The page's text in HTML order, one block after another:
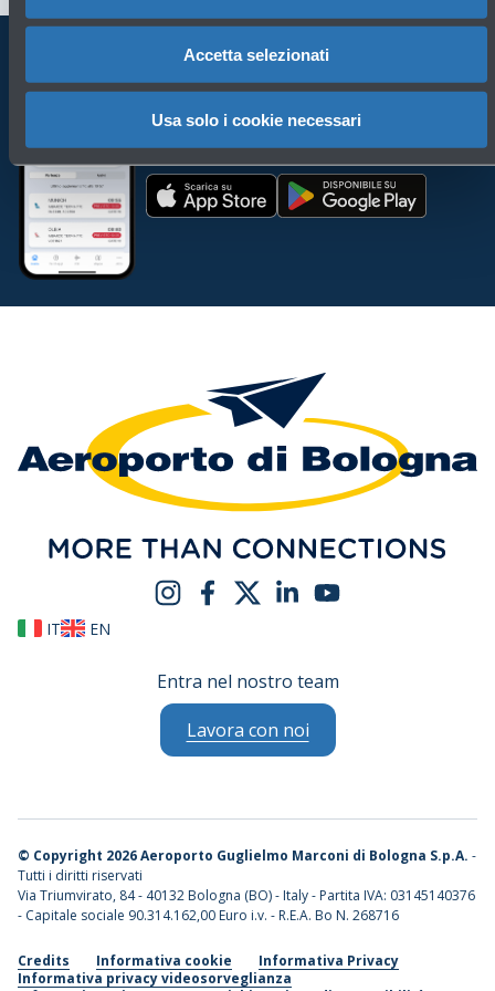
Accetta selezionati
Usa solo i cookie necessari
Porta BLQ sempre con te
Scarica l'app
IT EN
Entra nel nostro team
Lavora con noi
© Copyright 2026 Aeroporto Guglielmo Marconi di Bologna S.p.A. -
Tutti i diritti riservati
Via Triumvirato, 84 - 40132 Bologna (BO) - Italy - Partita IVA: 03145140376
- Capitale sociale 90.314.162,00 Euro i.v. - R.E.A. Bo N. 268716
Credits Informativa cookie
Informativa Privacy
Informativa privacy videosorveglianza